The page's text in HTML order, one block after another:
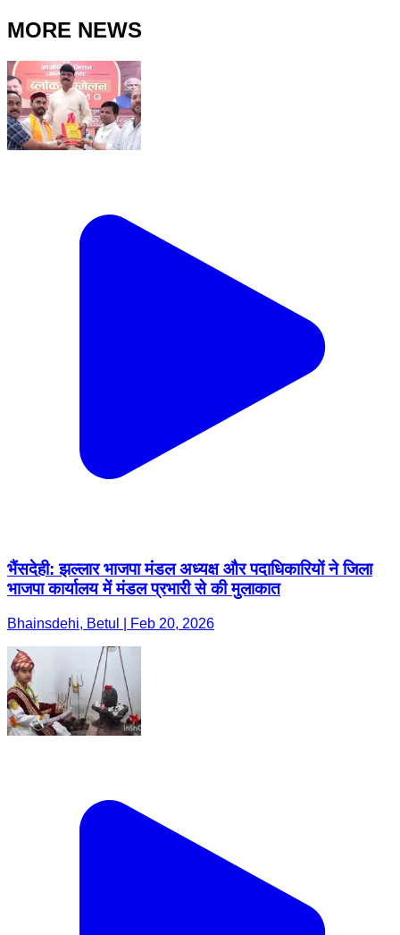
MORE NEWS
भैंसदेही: झल्लार भाजपा मंडल अध्यक्ष और पदाधिकारियों ने जिला
भाजपा कार्यालय में मंडल प्रभारी से की मुलाकात
Bhainsdehi, Betul | Feb 20, 2026